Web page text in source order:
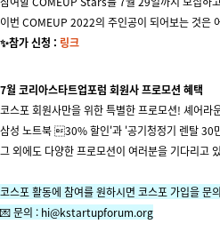
이번 COMEUP 2022의 주인공이 되어보는 것은
✨참가 신청 : 링크
7월 코리아스타트업포럼 회원사 프로모션 혜택
코스포 회원사만을 위한 특별한 프로모션! 셰어
삼성 노트북 30% 할인'과 '공기청정기 렌탈 30
그 외에도 다양한 프로모션이 여러분을 기다리고
코스포 활동에 참여를 원하시면 코스포 가입을 문
💌 문의 : hi@kstartupforum.org